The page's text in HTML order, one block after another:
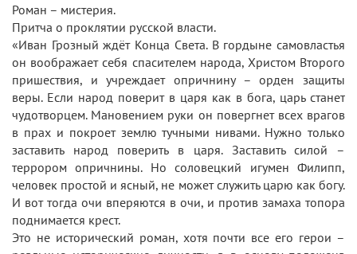
Роман – мистерия.
Притча о проклятии русской власти.
«Иван Грозный ждёт Конца Света. В гордыне самовластья
он воображает себя спасителем народа, Христом Второго
пришествия, и учреждает опричнину – орден защиты
веры. Если народ поверит в царя как в бога, царь станет
чудотворцем. Мановением руки он повергнет всех врагов
в прах и покроет землю тучными нивами. Нужно только
заставить народ поверить в царя. Заставить силой –
террором опричнины. Но соловецкий игумен Филипп,
человек простой и ясный, не может служить царю как богу.
И вот тогда очи вперяются в очи, и против замаха топора
поднимается крест.
Это не исторический роман, хотя почти все его герои –